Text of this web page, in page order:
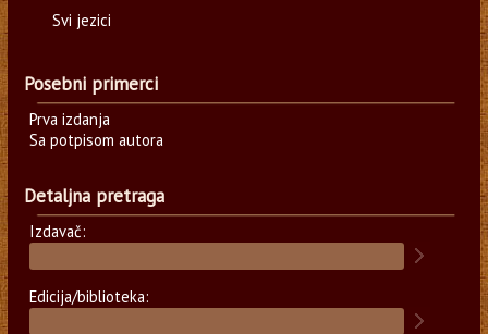
Svi jezici
Posebni primerci
Prva izdanja
Sa potpisom autora
Detaljna pretraga
Izdavač:
Edicija/biblioteka: